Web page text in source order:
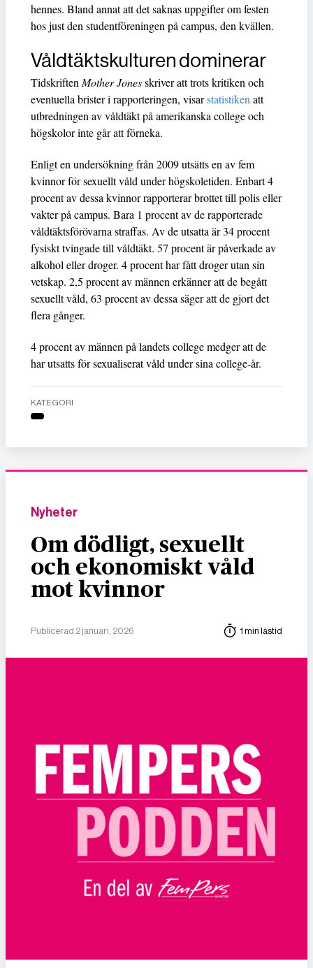
hennes. Bland annat att det saknas uppgifter om festen
hos just den studentföreningen på campus, den kvällen.
Våldtäktskulturen dominerar
Tidskriften Mother Jonesskriver att trots kritiken och
eventuella brister i rapporteringen, visarstatistiken att
utbredningen av våldtäkt på amerikanska college och
högskolor inte går att förneka.
Enligt en undersökning från 2009 utsätts en av fem
kvinnor för sexuellt våld under högskoletiden. Enbart 4
procent av dessa kvinnor rapporterar brottet till polis eller
vakter på campus. Bara 1 procent av de rapporterade
våldtäktsförövarna straffas. Av de utsatta är 34 procent
fysiskt tvingade till våldtäkt. 57 procent är påverkade av
alkohol eller droger. 4 procent har fått droger utan sin
vetskap. 2,5 procent av männen erkänner att de begått
sexuellt våld, 63 procent av dessa säger att de gjort det
flera gånger.
4 procent av männen på landets college medger att de
har utsatts för sexualiserat våld under sina college-år.
KATEGORI
Nyheter
Om dödligt, sexuellt
och ekonomiskt våld
mot kvinnor
Publicerad 2 januari, 2026 1 min lästid